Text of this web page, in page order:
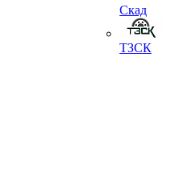
Скад
ТЗСК